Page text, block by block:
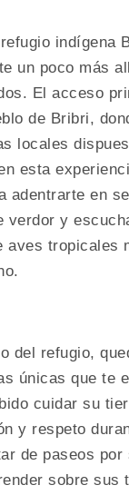
indígena
un poco más
El acceso
de Bribri,
locales
esta
adentrarte en
verdor y
aves tropicales
del refugio,
únicas que te
cuidar su
y respeto
de paseos por
sobre sus